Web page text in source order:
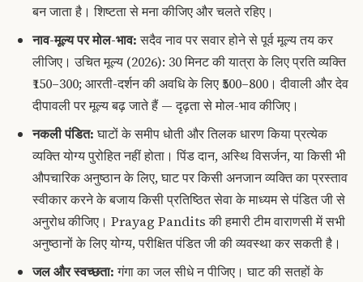
बन जाता है। शिष्टता से मना कीजिए और चलते रहिए।
नाव-मूल्य पर मोल-भाव:सदैव नाव पर सवार होने से पूर्व मूल्य तय कर
लीजिए। उचित मूल्य (2026): 30 मिनट की यात्रा के लिए प्रति व्यक्ति
₹150–300; आरती-दर्शन की अवधि के लिए ₹500–800। दीवाली और देव
दीपावली पर मूल्य बढ़ जाते हैं — दृढ़ता से मोल-भाव कीजिए।
नकली पंडित:घाटों के समीप धोती और तिलक धारण किया प्रत्येक
व्यक्ति योग्य पुरोहित नहीं होता। पिंड दान, अस्थि विसर्जन, या किसी भी
औपचारिक अनुष्ठान के लिए, घाट पर किसी अनजान व्यक्ति का प्रस्ताव
स्वीकार करने के बजाय किसी प्रतिष्ठित सेवा के माध्यम से पंडित जी से
अनुरोध कीजिए। Prayag Pandits की हमारी टीम वाराणसी में सभी
अनुष्ठानों के लिए योग्य, परीक्षित पंडित जी की व्यवस्था कर सकती है।
जल और स्वच्छता:गंगा का जल सीधे न पीजिए। घाट की सतहों के